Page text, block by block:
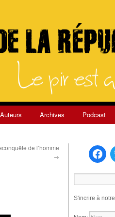
Auteurs Archives Podcast
de l’homme
→
S'incrire à notre